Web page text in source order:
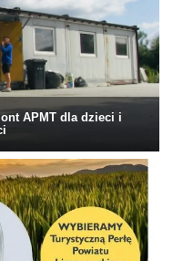
APMT dla dzieci i